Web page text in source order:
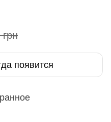
появится